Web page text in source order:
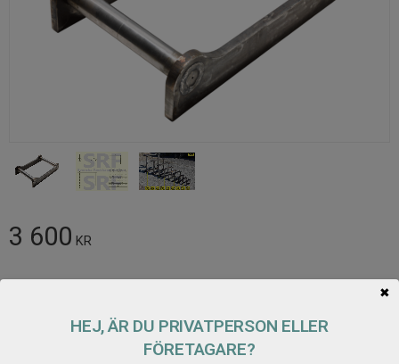
3 600 KR
Antal
HEJ, ÄR DU PRIVATPERSON ELLER
FÖRETAGARE?
✖